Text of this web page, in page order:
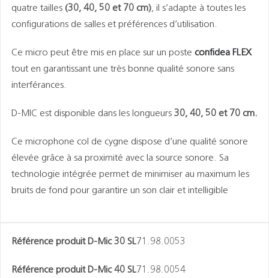
quatre tailles (30, 40, 50 et 70 cm), il s’adapte à toutes les
configurations de salles et préférences d’utilisation.
Ce micro peut être mis en place sur un poste confidea FLEX
tout en garantissant une très bonne qualité sonore sans
interférances.
D-MIC est disponible dans les longueurs 30, 40, 50 et 70 cm.
Ce microphone col de cygne dispose d’une qualité sonore
élevée grâce à sa proximité avec la source sonore. Sa
technologie intégrée permet de minimiser au maximum les
bruits de fond pour garantire un son clair et intelligible
Référence produit D-Mic 30 SL71.98.0053
Référence produit D-Mic 40 SL71.98.0054